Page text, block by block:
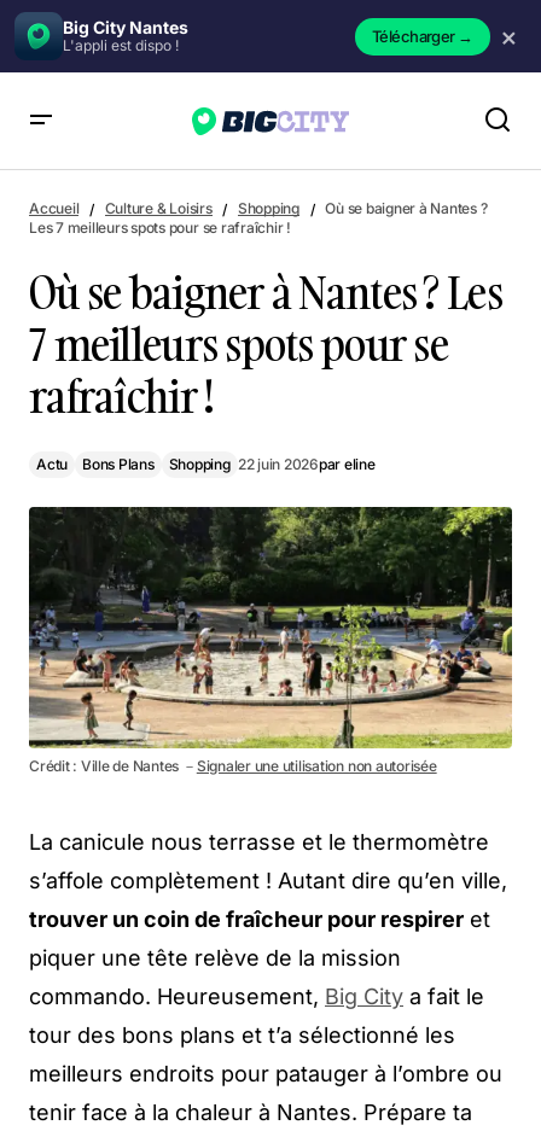
Big City Nantes
L'appli est dispo ! Télécharger→ ×
rafraîchir !
Accueil Culture & Loisirs Shopping
Où se baigner à Nantes ?
Les 7 meilleurs spots pour se rafraîchir !
Où se baigner à Nantes ? Les
7 meilleurs spots pour se
rafraîchir !
Actu Bons Plans Shopping 22 juin 2026par eline
Crédit : Ville de Nantes － Signaler une utilisation non autorisée
La canicule nous terrasse et le thermomètre
s’affole complètement ! Autant dire qu’en ville,
trouver un coin de fraîcheur pour respirer et
piquer une tête relève de la mission
commando. Heureusement, Big City a fait le
tour des bons plans et t’a sélectionné les
meilleurs endroits pour patauger à l’ombre ou
tenir face à la chaleur à Nantes. Prépare ta